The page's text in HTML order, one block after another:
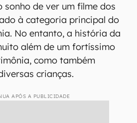
sonho de ver um filme dos
à categoria principal do
No entanto, a história da
além de um fortíssimo
como também
crianças.
APÓS A PUBLICIDADE